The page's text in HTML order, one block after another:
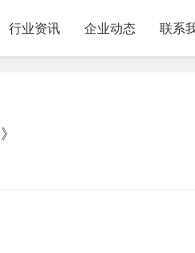
行业资讯 企业动态 联系